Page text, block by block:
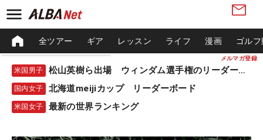
メルマガ登録
全ツアー ギア レッスン ライフ 漫画 ゴル
米国男子 松山英樹ら出場 ウィンダム選手権のリーダーボード
国内女子 北海道meijiカップ リーダーボード
米国女子 最新の世界ランキング